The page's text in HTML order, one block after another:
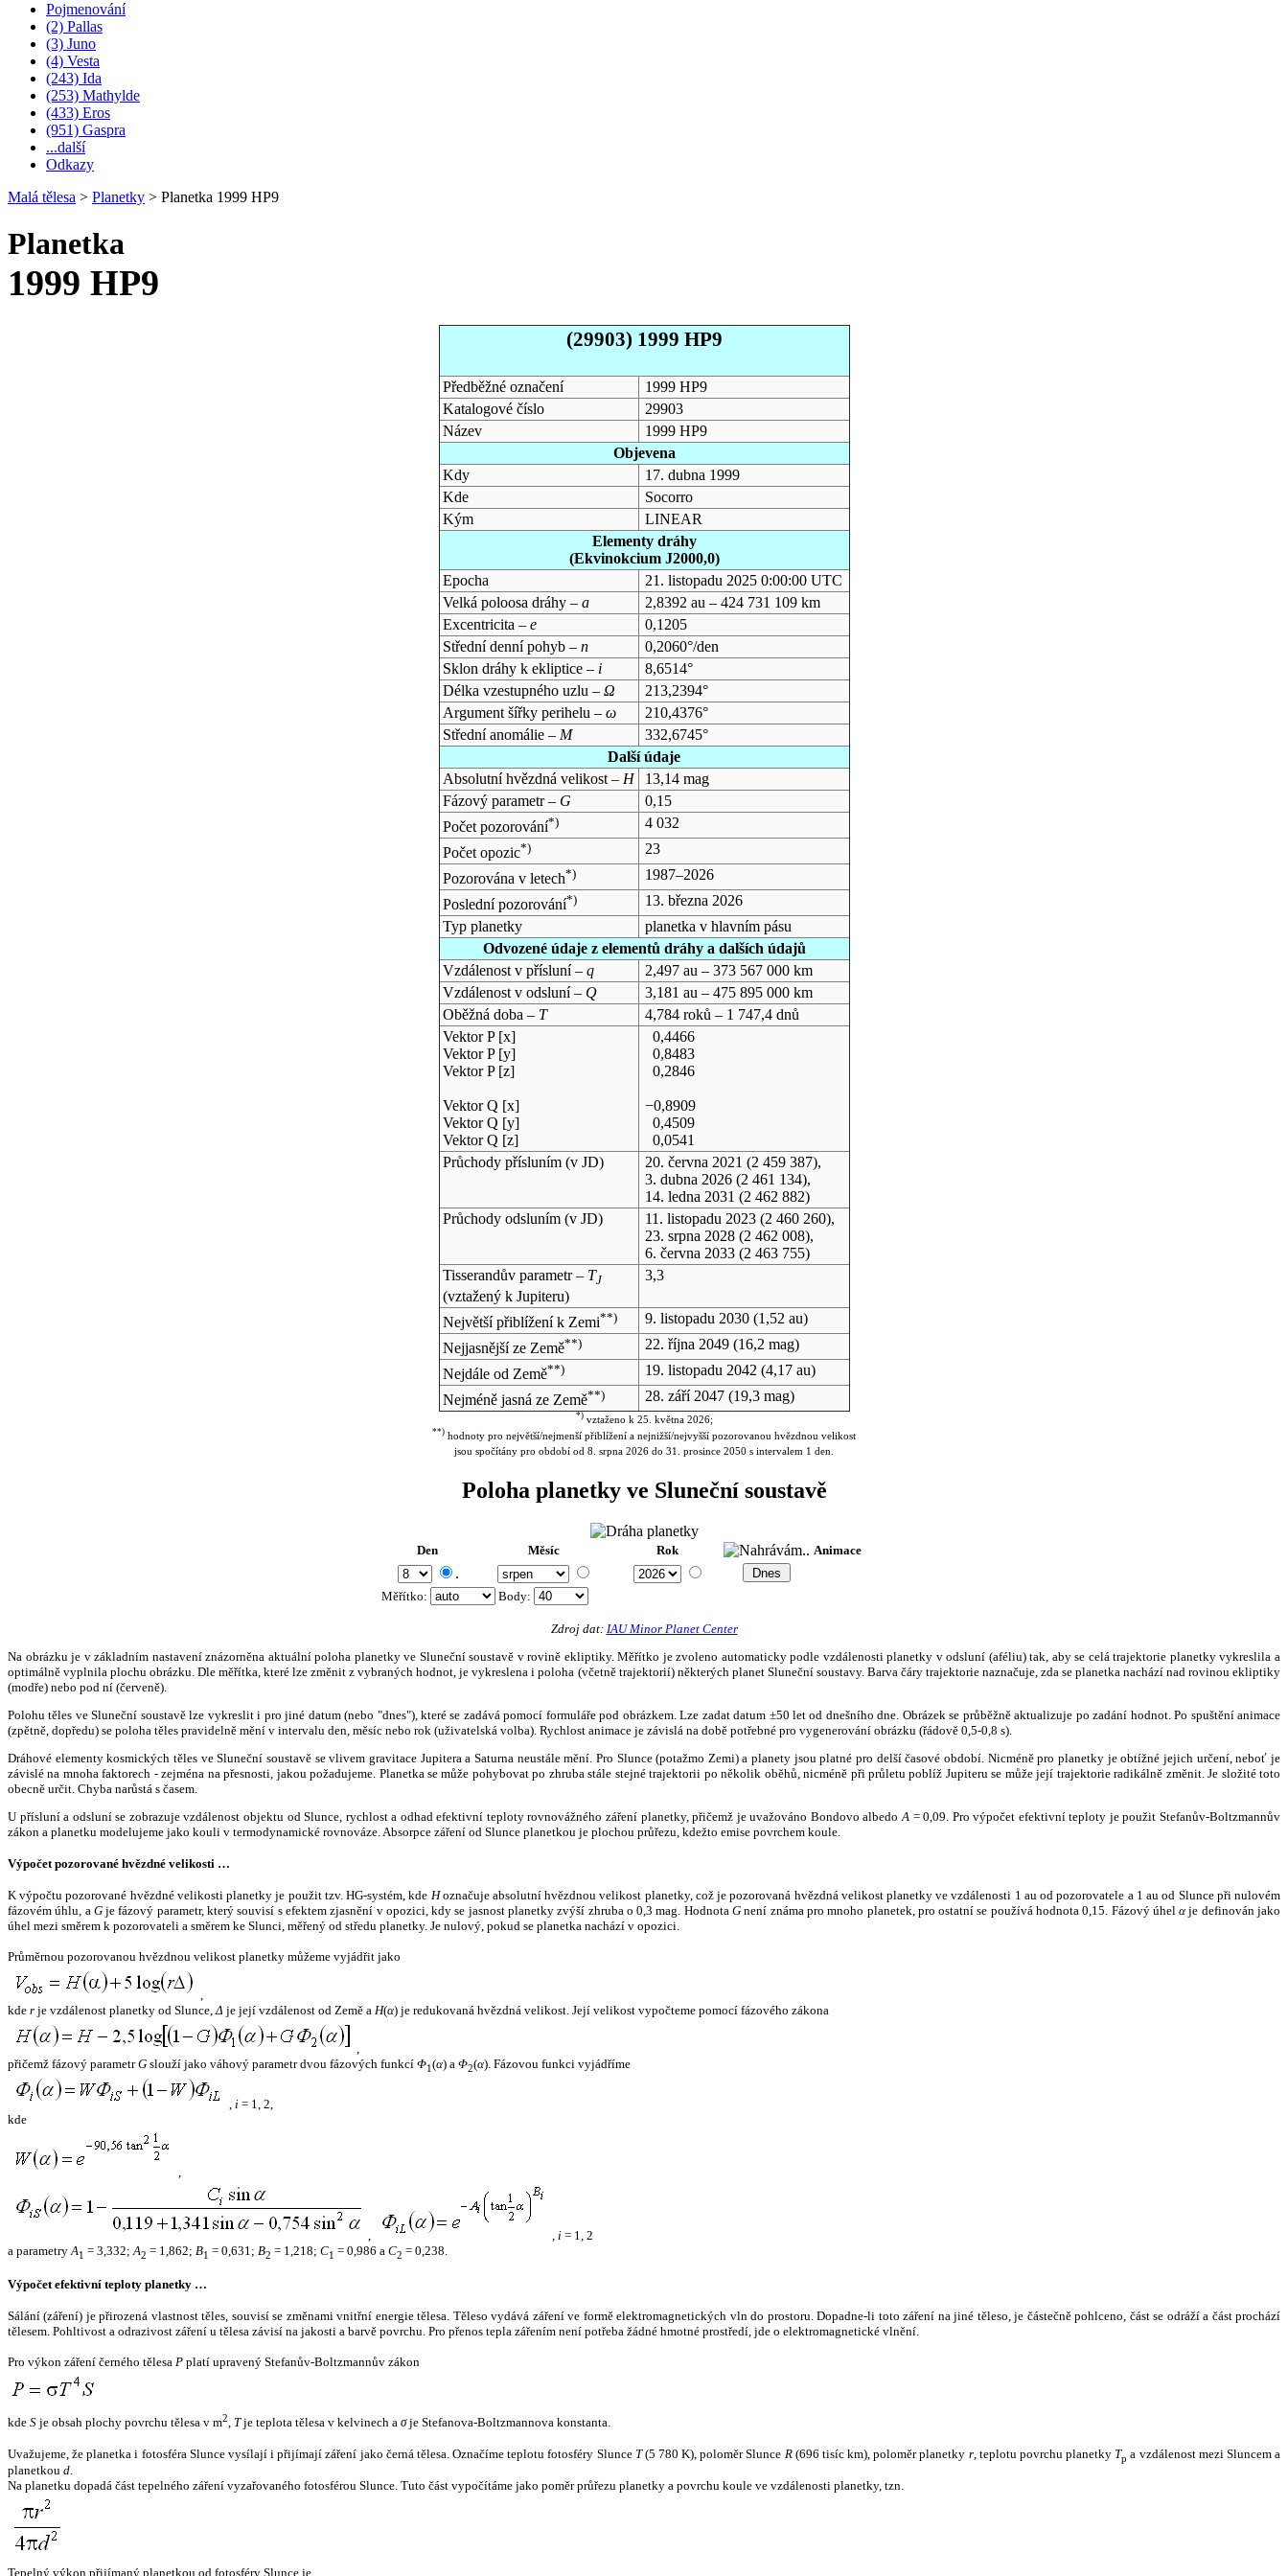
Pojmenování
(2) Pallas
(3) Juno
(4) Vesta
(243) Ida
(253) Mathylde
(433) Eros
(951) Gaspra
...další
Odkazy
Malá tělesa > Planetky > Planetka 1999 HP9
Planetka
1999 HP9
(29903) 1999 HP9
Předběžné označení
1999 HP9
Katalogové číslo
29903
Název
1999 HP9
Objevena
Kdy
17. dubna 1999
Kde
Socorro
Kým
LINEAR
Elementy dráhy
(Ekvinokcium J2000,0)
Epocha
21. listopadu 2025 0:00:00 UTC
Velká poloosa dráhy – a
2,8392 au – 424 731 109 km
Excentricita – e
0,1205
Střední denní pohyb – n
0,2060°/den
Sklon dráhy k ekliptice – i
8,6514°
Délka vzestupného uzlu – Ω
213,2394°
Argument šířky perihelu – ω
210,4376°
Střední anomálie – M
332,6745°
Další údaje
Absolutní hvězdná velikost – H
13,14 mag
Fázový parametr – G
0,15
Počet pozorování*)
4 032
Počet opozic*)
23
Pozorována v letech*)
1987–2026
Poslední pozorování*)
13. března 2026
Typ planetky
planetka v hlavním pásu
Odvozené údaje z elementů dráhy a dalších údajů
Vzdálenost v přísluní – q
2,497 au – 373 567 000 km
Vzdálenost v odsluní – Q
3,181 au – 475 895 000 km
Oběžná doba – T
4,784 roků – 1 747,4 dnů
Vektor P [x]
Vektor P [y]
Vektor P [z]
Vektor Q [x]
Vektor Q [y]
Vektor Q [z]
0,4466
0,8483
0,2846
−0,8909
0,4509
0,0541
Průchody přísluním (v JD) 20. června 2021 (2 459 387),
3. dubna 2026(2 461 134),
14. ledna 2031 (2 462 882)
Průchody odsluním (v JD) 11. listopadu 2023(2 460 260),
23. srpna 2028(2 462 008),
6. června 2033(2 463 755)
Tisserandův parametr – TJ
(vztažený k Jupiteru)
3,3
Největší přiblížení k Zemi**) 9. listopadu 2030(1,52 au)
Nejjasnější ze Země**) 22. října 2049(16,2 mag)
Nejdále od Země**) 19. listopadu 2042 (4,17 au)
Nejméně jasná ze Země**) 28. září 2047(19,3 mag)
*)vztaženo k 25. května 2026;
**) hodnoty pro největší/nejmenší přiblížení a nejnižší/nejvyšší pozorovanou hvězdnou velikost
jsou spočítány pro období od 8. srpna 2026 do 31. prosince 2050 s intervalem 1 den.
Poloha planetky ve Sluneční soustavě
Den Měsíc Rok Animace
.
Měřítko: Body:
Zdroj dat: IAU Minor Planet Center
Na obrázku je v základním nastavení znázorněna aktuální poloha planetky ve Sluneční soustavě v rovině ekliptiky. Měřítko je zvoleno automaticky podle vzdálenosti planetky v odsluní (aféliu) tak, aby se celá trajektorie planetky vykreslila a
optimálně vyplnila plochu obrázku. Dle měřítka, které lze změnit z vybraných hodnot, je vykreslena i poloha (včetně trajektorií) některých planet Sluneční soustavy. Barva čáry trajektorie naznačuje, zda se planetka nachází nad rovinou ekliptiky
(modře) nebo pod ní (červeně).
Polohu těles ve Sluneční soustavě lze vykreslit i pro jiné datum (nebo "dnes"), které se zadává pomocí formuláře pod obrázkem. Lze zadat datum ±50 let od dnešního dne. Obrázek se průběžně aktualizuje po zadání hodnot. Po spuštění animace
(zpětně, dopředu) se poloha těles pravidelně mění v intervalu den, měsíc nebo rok (uživatelská volba). Rychlost animace je závislá na době potřebné pro vygenerování obrázku (řádově 0,5-0,8 s).
Dráhové elementy kosmických těles ve Sluneční soustavě se vlivem gravitace Jupitera a Saturna neustále mění. Pro Slunce (potažmo Zemi) a planety jsou platné pro delší časové období. Nicméně pro planetky je obtížné jejich určení, neboť je
závislé na mnoha faktorech - zejména na přesnosti, jakou požadujeme. Planetka se může pohybovat po zhruba stále stejné trajektorii po několik oběhů, nicméně při průletu poblíž Jupiteru se může její trajektorie radikálně změnit. Je složité toto
obecně určit. Chyba narůstá s časem.
U přísluní a odsluní se zobrazuje vzdálenost objektu od Slunce, rychlost a odhad efektivní teploty rovnovážného záření planetky, přičemž je uvažováno Bondovo albedo A = 0,09. Pro výpočet efektivní teploty je použit Stefanův-Boltzmannův
zákon a planetku modelujeme jako kouli v termodynamické rovnováze. Absorpce záření od Slunce planetkou je plochou průřezu, kdežto emise povrchem koule.
Výpočet pozorované hvězdné velikosti …
K výpočtu pozorované hvězdné velikosti planetky je použit tzv. HG-systém, kde Hoznačuje absolutní hvězdnou velikost planetky, což je pozorovaná hvězdná velikost planetky ve vzdálenosti 1 au od pozorovatele a 1 au od Slunce při nulovém
fázovém úhlu, a Gje fázový parametr, který souvisí s efektem zjasnění v opozici, kdy se jasnost planetky zvýší zhruba o 0,3 mag. HodnotaG není známa pro mnoho planetek, pro ostatní se používá hodnota 0,15. Fázový úhelα je definován jako
úhel mezi směrem k pozorovateli a směrem ke Slunci, měřený od středu planetky. Je nulový, pokud se planetka nachází v opozici.
Průměrnou pozorovanou hvězdnou velikost planetky můžeme vyjádřit jako
,
kde r je vzdálenost planetky od Slunce,Δ je její vzdálenost od Země a H(α) je redukovaná hvězdná velikost. Její velikost vypočteme pomocí fázového zákona
,
přičemž fázový parametrG slouží jako váhový parametr dvou fázových funkcí Φ1(α) a Φ2(α). Fázovou funkci vyjádříme
, i = 1, 2,
kde
,
, , i = 1, 2
a parametryA1 = 3,332;A2 = 1,862; B1 = 0,631; B2 = 1,218; C1 = 0,986 a C2 = 0,238.
Výpočet efektivní teploty planetky …
Sálání (záření) je přirozená vlastnost těles, souvisí se změnami vnitřní energie tělesa. Těleso vydává záření ve formě elektromagnetických vln do prostoru. Dopadne-li toto záření na jiné těleso, je částečně pohlceno, část se odráží a část prochází
tělesem. Pohltivost a odrazivost záření u tělesa závisí na jakosti a barvě povrchu. Pro přenos tepla zářením není potřeba žádné hmotné prostředí, jde o elektromagnetické vlnění.
Pro výkon záření černého tělesa P platí upravený Stefanův-Boltzmannův zákon
kde S je obsah plochy povrchu tělesa v m2, Tje teplota tělesa v kelvinech a σje Stefanova-Boltzmannova konstanta.
Uvažujeme, že planetka i fotosféra Slunce vysílají i přijímají záření jako černá tělesa. Označíme teplotu fotosféry Slunce T(5 780 K), poloměr Slunce R(696 tisíc km), poloměr planetky r, teplotu povrchu planetky Tp a vzdálenost mezi Sluncem a
planetkou d.
Na planetku dopadá část tepelného záření vyzařovaného fotosférou Slunce. Tuto část vypočítáme jako poměr průřezu planetky a povrchu koule ve vzdálenosti planetky, tzn.
Tepelný výkon přijímaný planetkou od fotosféry Slunce je